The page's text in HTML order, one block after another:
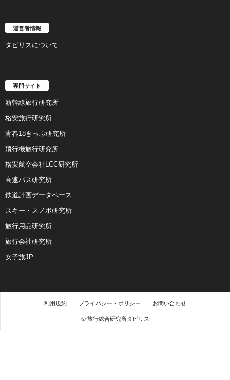
運営者情報
タビリスについて
専門サイト
新幹線旅行研究所
格安旅行研究所
青春18きっぷ研究所
飛行機旅行研究所
格安航空会社LCC研究所
高速バス研究所
鉄道計画データベース
スキー・スノボ研究所
旅行用品研究所
旅行会社研究所
女子旅JP
利用規約 プライバシー・ポリシー
お問い合わせ
© 旅行総合研究所タビリス